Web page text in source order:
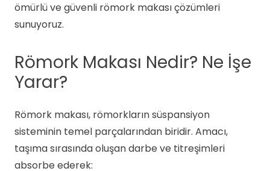
ömürlü ve güvenli römork makası çözümleri
sunuyoruz.
Römork Makası Nedir? Ne İşe
Yarar?
Römork makası, römorkların süspansiyon
sisteminin temel parçalarından biridir. Amacı,
taşıma sırasında oluşan darbe ve titreşimleri
absorbe ederek: